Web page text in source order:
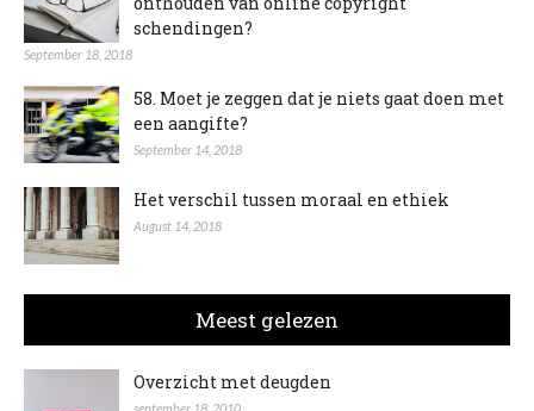
schendingen?
September 18, 2018
58. Moet je zeggen dat je niets gaat doen met
een aangifte?
September 14, 2018
Het verschil tussen moraal en ethiek
August 14, 2018
Meest gelezen
Overzicht met deugden